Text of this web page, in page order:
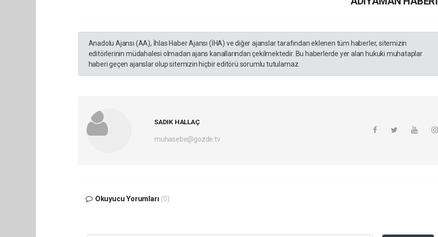
Anadolu Ajansı (AA), İhlas Haber Ajansı (İHA) ve diğer ajanslar tarafından eklenen tüm haberler, sitemizin
editörlerinin müdahalesi olmadan ajans kanallarından çekilmektedir. Bu haberlerde yer alan hukuki muhataplar
haberi geçen ajanslar olup sitemizin hiçbir editörü sorumlu tutulamaz.
SADIK HALLAÇ
muhasebe@gozde.tv
Okuyucu Yorumları (0)